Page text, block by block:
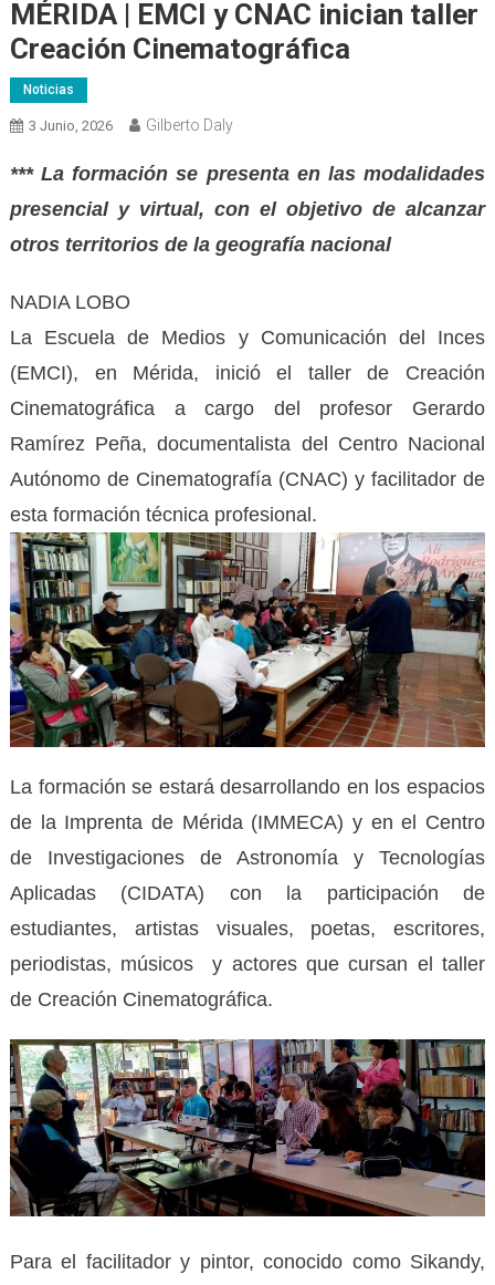
MÉRIDA | EMCI y CNAC inician taller
Creación Cinematográfica
Noticias
3 Junio, 2026 Gilberto Daly
*** La formación se presenta en las modalidades
presencial y virtual, con el objetivo de alcanzar
otros territorios de la geografía nacional
NADIA LOBO
La Escuela de Medios y Comunicación del Inces
(EMCI), en Mérida, inició el taller de Creación
Cinematográfica a cargo del profesor Gerardo
Ramírez Peña, documentalista del Centro Nacional
Autónomo de Cinematografía (CNAC) y facilitador de
esta formación técnica profesional.
La formación se estará desarrollando en los espacios
de la Imprenta de Mérida (IMMECA) y en el Centro
de Investigaciones de Astronomía y Tecnologías
Aplicadas (CIDATA) con la participación de
estudiantes, artistas visuales, poetas, escritores,
periodistas, músicos y actores que cursan el taller
de Creación Cinematográfica.
Para el facilitador y pintor, conocido como Sikandy,